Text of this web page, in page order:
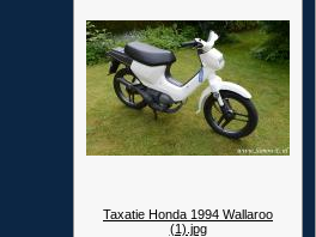
Taxatie Honda 1994 Wallaroo
(1).jpg